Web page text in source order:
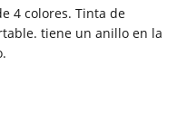
4 colores. Tinta de
tiene un anillo en la